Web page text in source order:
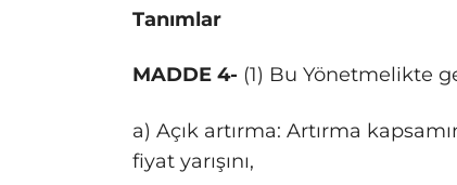
Tanımlar
MADDE 4- (1) Bu Yönetmelikte
a) Açık artırma: Artırma
fiyat yarışını,